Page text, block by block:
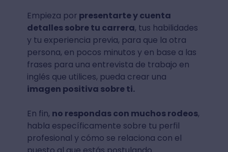
Empieza por presentarte y cuenta
detalles sobre tu carrera, tus habilidades
y tu experiencia previa, para que la otra
persona, en pocos minutos y en base a las
frases para una entrevista de trabajo en
inglés que utilices, pueda crear una
imagen positiva sobre ti.
En fin, no respondas con muchos rodeos,
habla específicamente sobre tu perfil
profesional y cómo se relaciona con el